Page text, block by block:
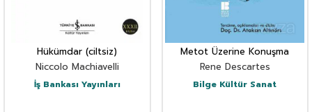
Hükümdar (ciltsiz)
Niccolo Machiavelli
İş Bankası Yayınları
Metot Üzerine Konuşma
Rene Descartes
Bilge Kültür Sanat